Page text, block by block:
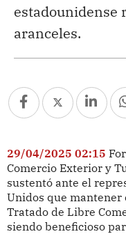
estadounidense
aranceles.
29/04/2025 02:15
Comercio Exterior y
sustentó ante el
Unidos que mantener
Tratado de Libre
siendo beneficioso